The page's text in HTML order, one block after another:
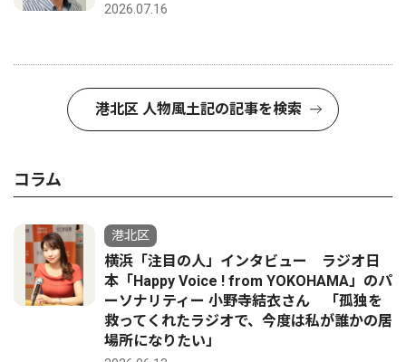
2026.07.16
港北区 人物風土記の記事を検索
コラム
港北区
横浜「注目の人」インタビュー ラジオ日
本「Happy Voice ! from YOKOHAMA」のパ
ーソナリティー 小野寺結衣さん 「孤独を
救ってくれたラジオで、今度は私が誰かの居
場所になりたい」